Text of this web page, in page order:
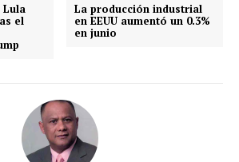
Lula
el
La producción industrial
en EEUU aumentó un 0.3%
en junio